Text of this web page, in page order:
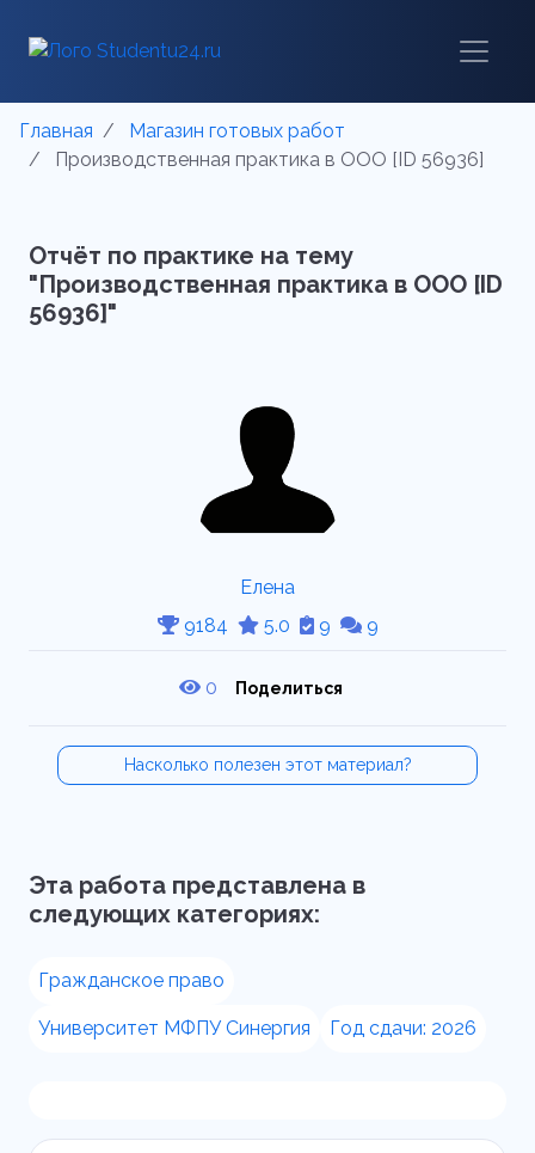
Главная
Магазин готовых работ
Производственная практика в ООО [ID 56936]
Отчёт по практике на тему
"Производственная практика в ООО [ID
56936]"
Елена
9184
5.0 9 9
0 Поделиться
Насколько полезен этот материал?
Эта работа представлена в
следующих категориях:
Гражданское право
Университет МФПУ Синергия Год сдачи: 2026